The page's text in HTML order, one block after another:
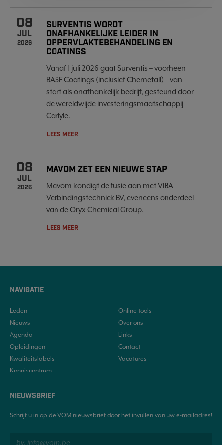
08
JUL
2026
SURVENTIS WORDT
ONAFHANKELIJKE LEIDER IN
OPPERVLAKTEBEHANDELING EN
COATINGS
Vanaf 1 juli 2026 gaat Surventis – voorheen
BASF Coatings (inclusief Chemetall) – van
start als onafhankelijk bedrijf, gesteund door
de wereldwijde investeringsmaatschappij
Carlyle.
LEES MEER
08
JUL
2026
MAVOM ZET EEN NIEUWE STAP
Mavom kondigt de fusie aan met VIBA
Verbindingstechniek BV, eveneens onderdeel
van de Oryx Chemical Group.
LEES MEER
NAVIGATIE
Leden
Nieuws
Agenda
Opleidingen
Kwaliteitslabels
Kenniscentrum
Online tools
Over ons
Links
Contact
Vacatures
NIEUWSBRIEF
Schrijf u in op de VOM nieuwsbrief door het invullen van uw e-mailadres!